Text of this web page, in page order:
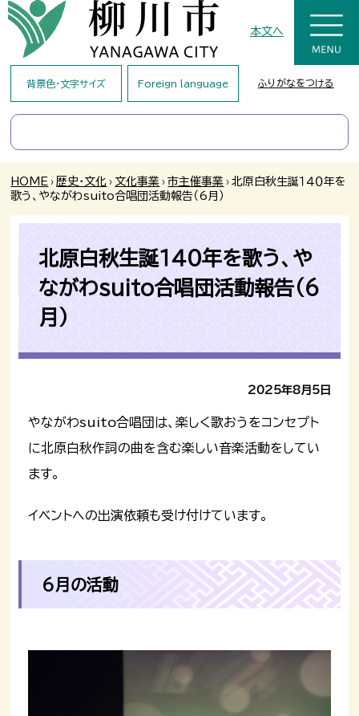
本文へ
背景色・文字サイズ Foreign language ふりがなをつける
HOME › 歴史・文化 › 文化事業 › 市主催事業 › 北原白秋生誕１４０年を
歌う、やながわsuito合唱団活動報告（6月）
北原白秋生誕１４０年を歌う、や
ながわsuito合唱団活動報告（6
月）
2025年8月5日
やながわsuito合唱団は、楽しく歌おうをコンセプト
に北原白秋作詞の曲を含む楽しい音楽活動をしてい
ます。
イベントへの出演依頼も受け付けています。
6月の活動